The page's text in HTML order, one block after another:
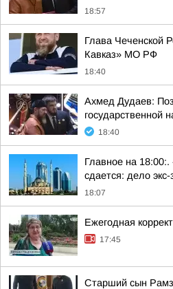
18:57
Глава Чеченской
Кавказ» МО РФ
18:40
Ахмед Дудаев:
государственной
18:40
Главное на
сдается: дело
18:07
Ежегодная
17:45
Старший сын